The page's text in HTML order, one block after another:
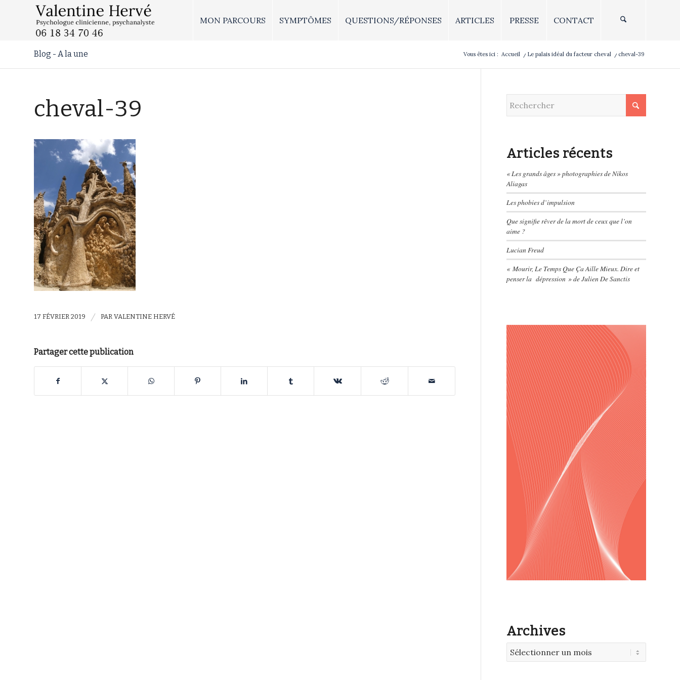
MON PARCOURS SYMPTÔMES QUESTIONS/RÉPONSES ARTICLES PRESSE CONTACT
Blog - A la une Vous êtes ici : Accueil / Le palais idéal du facteur cheval / cheval-39
cheval-39
17 FÉVRIER 2019 / PAR VALENTINE HERVÉ
Partager cette publication
Articles récents
« Les grands âges » photographies de Nikos
Aliagas
Les phobies d’impulsion
Que signifie rêver de la mort de ceux que l’on
aime ?
Lucian Freud
« Mourir, Le Temps Que Ça Aille Mieux. Dire et
penser la dépression » de Julien De Sanctis
Archives